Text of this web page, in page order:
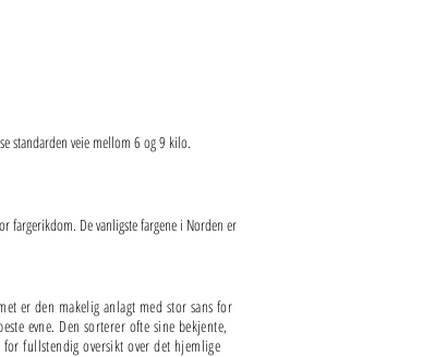
standarden veie mellom 6 og 9 kilo.
fargerikdom. De vanligste fargene i Norden er
er den makelig anlagt med stor sans for
evne. Den sorterer ofte sine bekjente,
fullstendig oversikt over det hjemlige